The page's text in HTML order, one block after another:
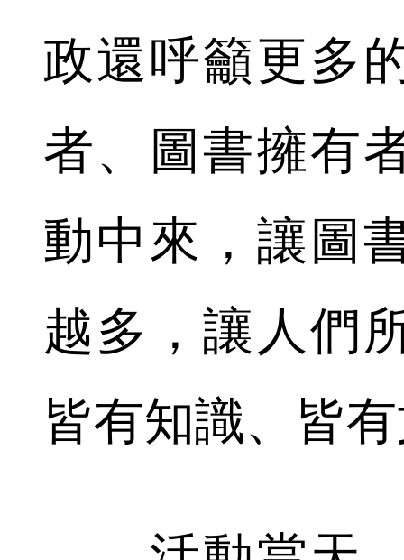
政還呼籲更多
者、圖書擁有
動中來，讓圖
越多，讓人們
皆有知識、皆